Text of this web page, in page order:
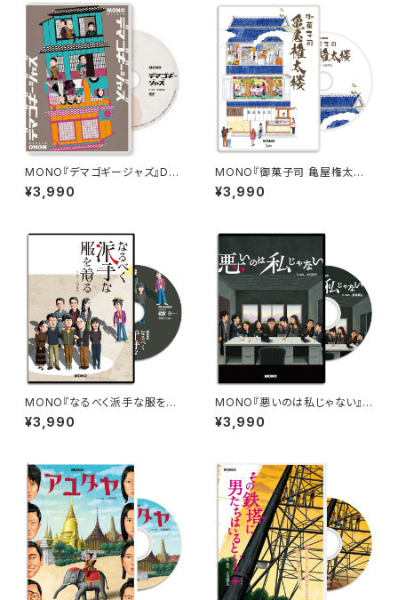
MONO『デマゴギージャズ』DV
D
¥3,990
MONO『御菓子司 亀屋権太楼』
DVD
¥3,990
MONO『なるべく派手な服を着
る』DVD
¥3,990
MONO『悪いのは私じゃない』D
VD
¥3,990